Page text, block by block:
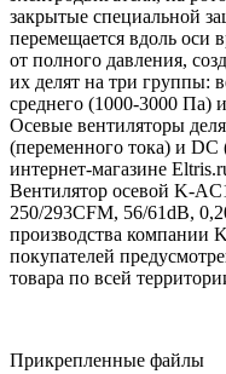
закрытые специальной
перемещается вдоль оси
от полного давления,
их делят на три группы:
среднего (1000-3000 Па)
Осевые вентиляторы
(переменного тока) и
интернет-магазине
Вентилятор осевой K-
250/293CFM, 56/61dB,
производства компании
покупателей
товара по всей
Прикрепленные файлы